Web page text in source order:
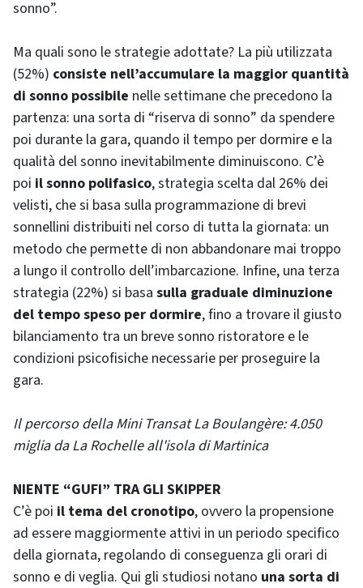
sonno”.
Ma quali sono le strategie adottate? La più utilizzata
(52%) consiste nell’accumulare la maggior quantità
di sonno possibile nelle settimane che precedono la
partenza: una sorta di “riserva di sonno” da spendere
poi durante la gara, quando il tempo per dormire e la
qualità del sonno inevitabilmente diminuiscono. C’è
poi il sonno polifasico, strategia scelta dal 26% dei
velisti, che si basa sulla programmazione di brevi
sonnellini distribuiti nel corso di tutta la giornata: un
metodo che permette di non abbandonare mai troppo
a lungo il controllo dell’imbarcazione. Infine, una terza
strategia (22%) si basa sulla graduale diminuzione
del tempo speso per dormire, fino a trovare il giusto
bilanciamento tra un breve sonno ristoratore e le
condizioni psicofisiche necessarie per proseguire la
gara.
Il percorso della Mini Transat La Boulangère: 4.050
miglia da La Rochelle all'isola di Martinica
NIENTE “GUFI” TRA GLI SKIPPER
C’è poi il tema del cronotipo, ovvero la propensione
ad essere maggiormente attivi in un periodo specifico
della giornata, regolando di conseguenza gli orari di
sonno e di veglia. Qui gli studiosi notano una sorta di